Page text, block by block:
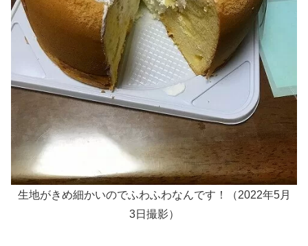
生地がきめ細かいのでふわふわなんです！（‎2022年‎5月
3‎‎日撮影）